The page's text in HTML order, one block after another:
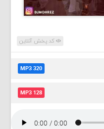
کد پخش آنلاین
MP3 320
MP3 128